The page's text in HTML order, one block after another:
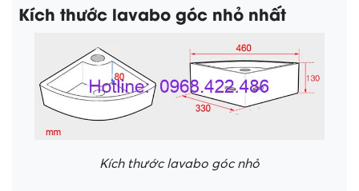
Kích thước lavabo góc nhỏ nhất
Kích thước lavabo góc nhỏ